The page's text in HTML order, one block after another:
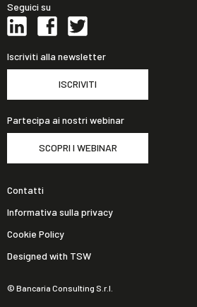
Seguici su
Iscriviti alla newsletter
ISCRIVITI
Partecipa ai nostri webinar
SCOPRI I WEBINAR
© Bancaria Consulting S.r.l.
Contatti
Informativa sulla privacy
Cookie Policy
Designed with TSW